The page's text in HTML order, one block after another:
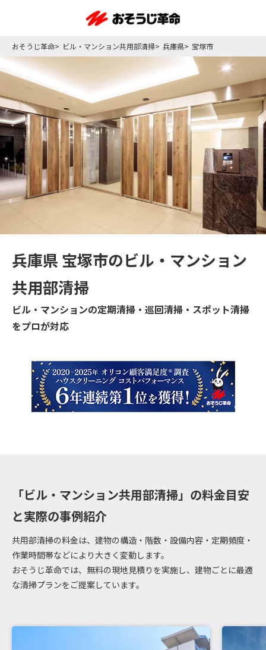
おそうじ革命 ビル・マンション共用部清掃 兵庫県 宝塚市
兵庫県 宝塚市のビル・マンション
共用部清掃
ビル・マンションの定期清掃・巡回清掃・スポット清掃
をプロが対応
「ビル・マンション共用部清掃」の料金目安
と実際の事例紹介
共用部清掃の料金は、建物の構造・階数・設備内容・定期頻度・
作業時間帯などにより大きく変動します。
おそうじ革命では、無料の現地見積りを実施し、建物ごとに最適
な清掃プランをご提案しています。